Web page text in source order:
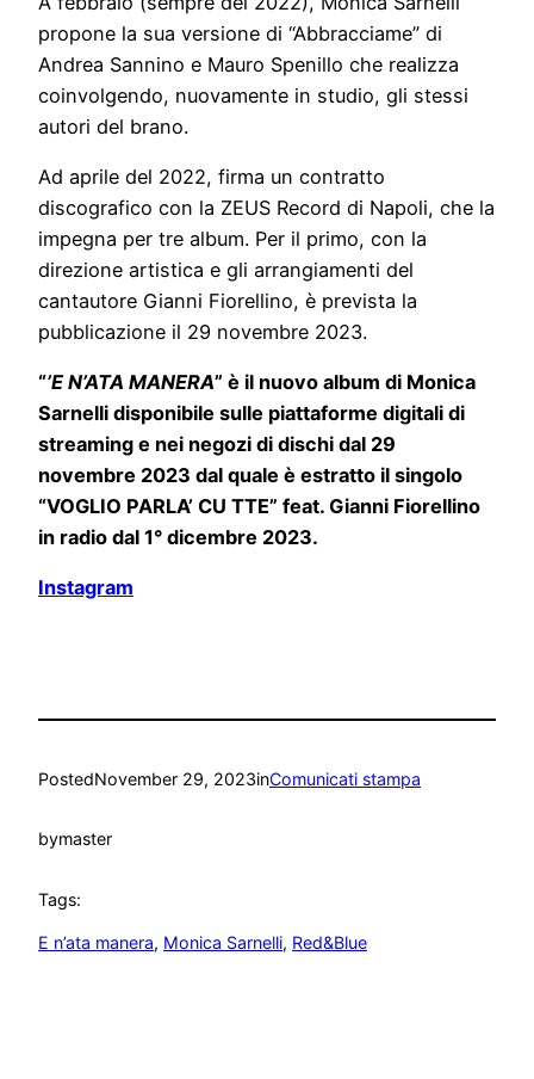
propone la sua versione di “Abbracciame” di
Andrea Sannino e Mauro Spenillo che realizza
coinvolgendo, nuovamente in studio, gli stessi
autori del brano.
Ad aprile del 2022, firma un contratto
discografico con la ZEUS Record di Napoli, che la
impegna per tre album. Per il primo, con la
direzione artistica e gli arrangiamenti del
cantautore Gianni Fiorellino, è prevista la
pubblicazione il 29 novembre 2023.
“’E N’ATA MANERA” è il nuovo album di Monica
Sarnelli disponibile sulle piattaforme digitali di
streaming e nei negozi di dischi dal 29
novembre 2023 dal quale è estratto il singolo
“VOGLIO PARLA’ CU TTE” feat. Gianni Fiorellino
in radio dal 1° dicembre 2023.
Instagram
PostedNovember 29, 2023inComunicati stampa
bymaster
Tags:
E n’ata manera, Monica Sarnelli, Red&Blue